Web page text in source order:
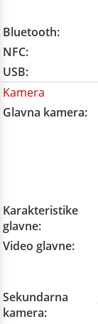
Bluetooth:
NFC:
USB:
Kamera
Glavna kamera:
Karakteristike
glavne:
Video glavne:
Sekundarna
kamera: